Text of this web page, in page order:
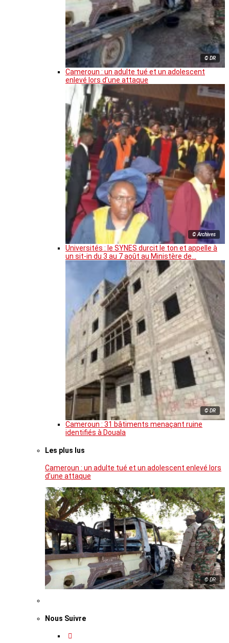
© DR
Cameroun : un adulte tué et un adolescent
enlevé lors d’une attaque
© Archives
Universités : le SYNES durcit le ton et appelle à
un sit-in du 3 au 7 août au Ministère de…
© DR
Cameroun : 31 bâtiments menaçant ruine
identifiés à Douala
Les plus lus
Cameroun : un adulte tué et un adolescent enlevé lors
d’une attaque
© DR
Nous Suivre